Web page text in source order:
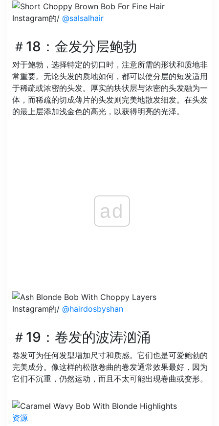
Instagram的/ @salsalhair
＃18：金发分层鲍勃
对于鲍勃，选择特定的切口时，注意所需的形状和质地非
常重要。无论头发的质地如何，都可以使分层的短发适用
于稀疏或浓密的头发。厚实的块状层与浓密的头发融为一
体，而稀疏的切成薄片的头发则完美地散发细发。在头发
的最上层添加浅金色的高光，以获得明亮的光泽。
ad
Instagram的/ @hairdosbyshan
＃19：卷发的波涛汹涌
卷发可为任何发型增加尺寸和质感。它们也是可爱鲍勃的
完美成分。像这样的松散卷曲的卷发通常效果最好，因为
它们不沉重，仍然运动，而且不太可能出现卷曲或变形。
资源